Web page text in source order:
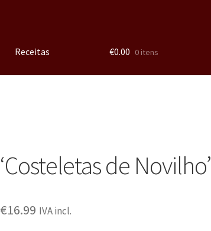
Receitas €0.00 0 itens
‘Costeletas de Novilho’
€16.99 IVA incl.